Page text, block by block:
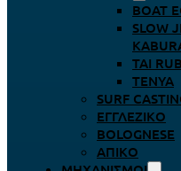
BOAT
SLOW
TAI
TENYA
SURF
ΕΓΓΛΈΖΙΚΟ
BOLOGNESE
ΑΠΊΚΟ